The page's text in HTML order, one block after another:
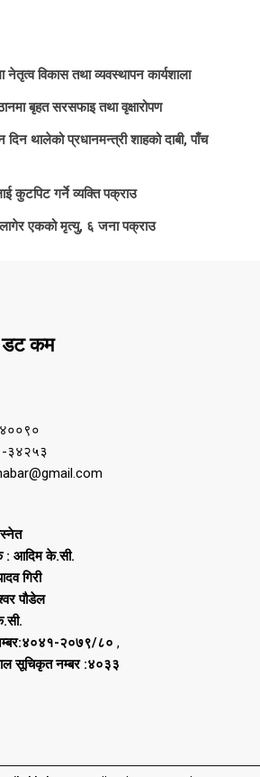
नेतृत्व विकास तथा व्यवस्थापन कार्यशाला
बृहत सरसफाइ तथा वृक्षारोपण
दिन थालेको प्रधानमन्त्री शाहको दाबी, पाँच
कुटपिट गर्ने व्यक्ति पक्राउ
एकको मृत्यु, ६ जना पक्राउ
डट कम
: आदिम के.सी.
गिरी
पौडेल
नम्बर:४०४१-२०७९/८० ,
सूचिकृत नम्बर :४०३३